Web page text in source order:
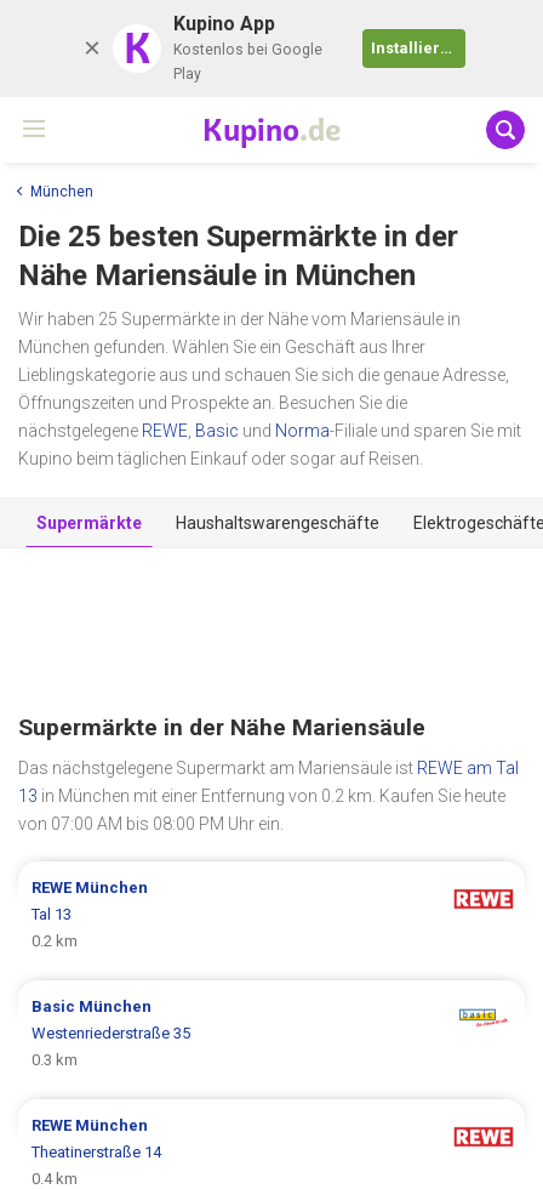
K Kupino App
Kostenlos bei Google
Play
Installieren
Kupino.de
München
Die 25 besten Supermärkte in der
Nähe Mariensäule in München
Wir haben 25 Supermärkte in der Nähe vom Mariensäule in
München gefunden. Wählen Sie ein Geschäft aus Ihrer
Lieblingskategorie aus und schauen Sie sich die genaue Adresse,
Öffnungszeiten und Prospekte an. Besuchen Sie die
nächstgelegene REWE Basic und Norma-Filiale und sparen Sie mit
Kupino beim täglichen Einkauf oder sogar auf Reisen.
Supermärkte Haushaltswarengeschäfte
Supermärkte in der Nähe Mariensäule
Das nächstgelegene Supermarkt am Mariensäule ist REWE am Tal
13 in München mit einer Entfernung von 0.2 km. Kaufen Sie heute
von 07:00 AM bis 08:00 PM Uhr ein.
REWE München
Tal 13
0.2 km
Basic München
Westenriederstraße 35
0.3 km
REWE München
Theatinerstraße 14
0.4 km